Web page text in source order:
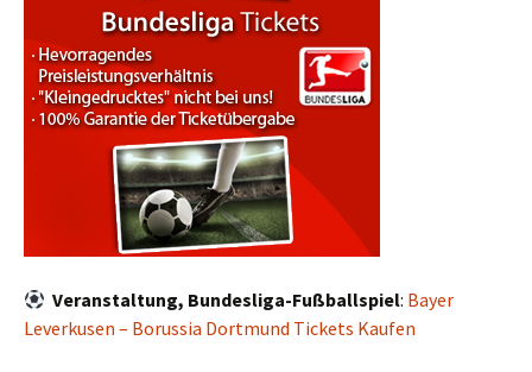
Veranstaltung, Bundesliga-Fußballspiel: Bayer
Leverkusen – Borussia Dortmund Tickets Kaufen